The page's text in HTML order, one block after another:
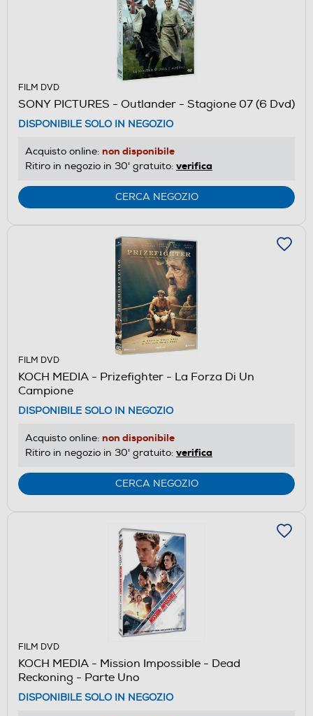
FILM DVD
SONY PICTURES - Outlander - Stagione 07 (6 Dvd)
DISPONIBILE SOLO IN NEGOZIO
Acquisto online: non disponibile
Ritiro in negozio in 30' gratuito: verifica
CERCA NEGOZIO
FILM DVD
KOCH MEDIA - Prizefighter - La Forza Di Un
Campione
DISPONIBILE SOLO IN NEGOZIO
Acquisto online: non disponibile
Ritiro in negozio in 30' gratuito: verifica
CERCA NEGOZIO
FILM DVD
KOCH MEDIA - Mission Impossible - Dead
Reckoning - Parte Uno
DISPONIBILE SOLO IN NEGOZIO